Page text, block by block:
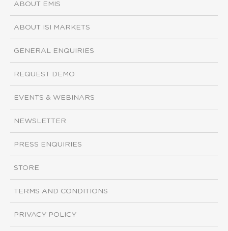
ABOUT EMIS
ABOUT ISI MARKETS
GENERAL ENQUIRIES
REQUEST DEMO
EVENTS & WEBINARS
NEWSLETTER
PRESS ENQUIRIES
STORE
TERMS AND CONDITIONS
PRIVACY POLICY